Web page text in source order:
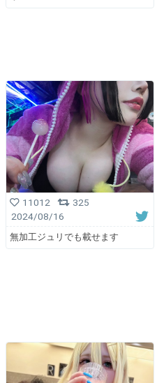
11012
325
2024/08/16
無加工ジュリでも載せます